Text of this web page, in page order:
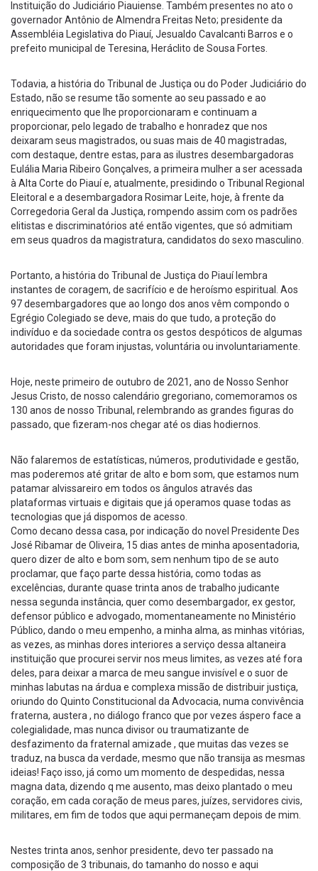
Instituição do Judiciário Piauiense. Também presentes no ato o
governador Antônio de Almendra Freitas Neto; presidente da
Assembléia Legislativa do Piauí, Jesualdo Cavalcanti Barros e o
prefeito municipal de Teresina, Heráclito de Sousa Fortes.
Todavia, a história do Tribunal de Justiça ou do Poder Judiciário do
Estado, não se resume tão somente ao seu passado e ao
enriquecimento que lhe proporcionaram e continuam a
proporcionar, pelo legado de trabalho e honradez que nos
deixaram seus magistrados, ou suas mais de 40 magistradas,
com destaque, dentre estas, para as ilustres desembargadoras
Eulália Maria Ribeiro Gonçalves, a primeira mulher a ser acessada
à Alta Corte do Piauí e, atualmente, presidindo o Tribunal Regional
Eleitoral e a desembargadora Rosimar Leite, hoje, à frente da
Corregedoria Geral da Justiça, rompendo assim com os padrões
elitistas e discriminatórios até então vigentes, que só admitiam
em seus quadros da magistratura, candidatos do sexo masculino.
Portanto, a história do Tribunal de Justiça do Piauí lembra
instantes de coragem, de sacrifício e de heroísmo espiritual. Aos
97 desembargadores que ao longo dos anos vêm compondo o
Egrégio Colegiado se deve, mais do que tudo, a proteção do
indivíduo e da sociedade contra os gestos despóticos de algumas
autoridades que foram injustas, voluntária ou involuntariamente.
Hoje, neste primeiro de outubro de 2021, ano de Nosso Senhor
Jesus Cristo, de nosso calendário gregoriano, comemoramos os
130 anos de nosso Tribunal, relembrando as grandes figuras do
passado, que fizeram-nos chegar até os dias hodiernos.
Não falaremos de estatísticas, números, produtividade e gestão,
mas poderemos até gritar de alto e bom som, que estamos num
patamar alvissareiro em todos os ângulos através das
plataformas virtuais e digitais que já operamos quase todas as
tecnologias que já dispomos de acesso.
Como decano dessa casa, por indicação do novel Presidente Des
José Ribamar de Oliveira, 15 dias antes de minha aposentadoria,
quero dizer de alto e bom som, sem nenhum tipo de se auto
proclamar, que faço parte dessa história, como todas as
excelências, durante quase trinta anos de trabalho judicante
nessa segunda instância, quer como desembargador, ex gestor,
defensor público e advogado, momentaneamente no Ministério
Público, dando o meu empenho, a minha alma, as minhas vitórias,
as vezes, as minhas dores interiores a serviço dessa altaneira
instituição que procurei servir nos meus limites, as vezes até fora
deles, para deixar a marca de meu sangue invisível e o suor de
minhas labutas na árdua e complexa missão de distribuir justiça,
oriundo do Quinto Constitucional da Advocacia, numa convivência
fraterna, austera , no diálogo franco que por vezes áspero face a
colegialidade, mas nunca divisor ou traumatizante de
desfazimento da fraternal amizade , que muitas das vezes se
traduz, na busca da verdade, mesmo que não transija as mesmas
ideias! Faço isso, já como um momento de despedidas, nessa
magna data, dizendo q me ausento, mas deixo plantado o meu
coração, em cada coração de meus pares, juízes, servidores civis,
militares, em fim de todos que aqui permaneçam depois de mim.
Nestes trinta anos, senhor presidente, devo ter passado na
composição de 3 tribunais, do tamanho do nosso e aqui